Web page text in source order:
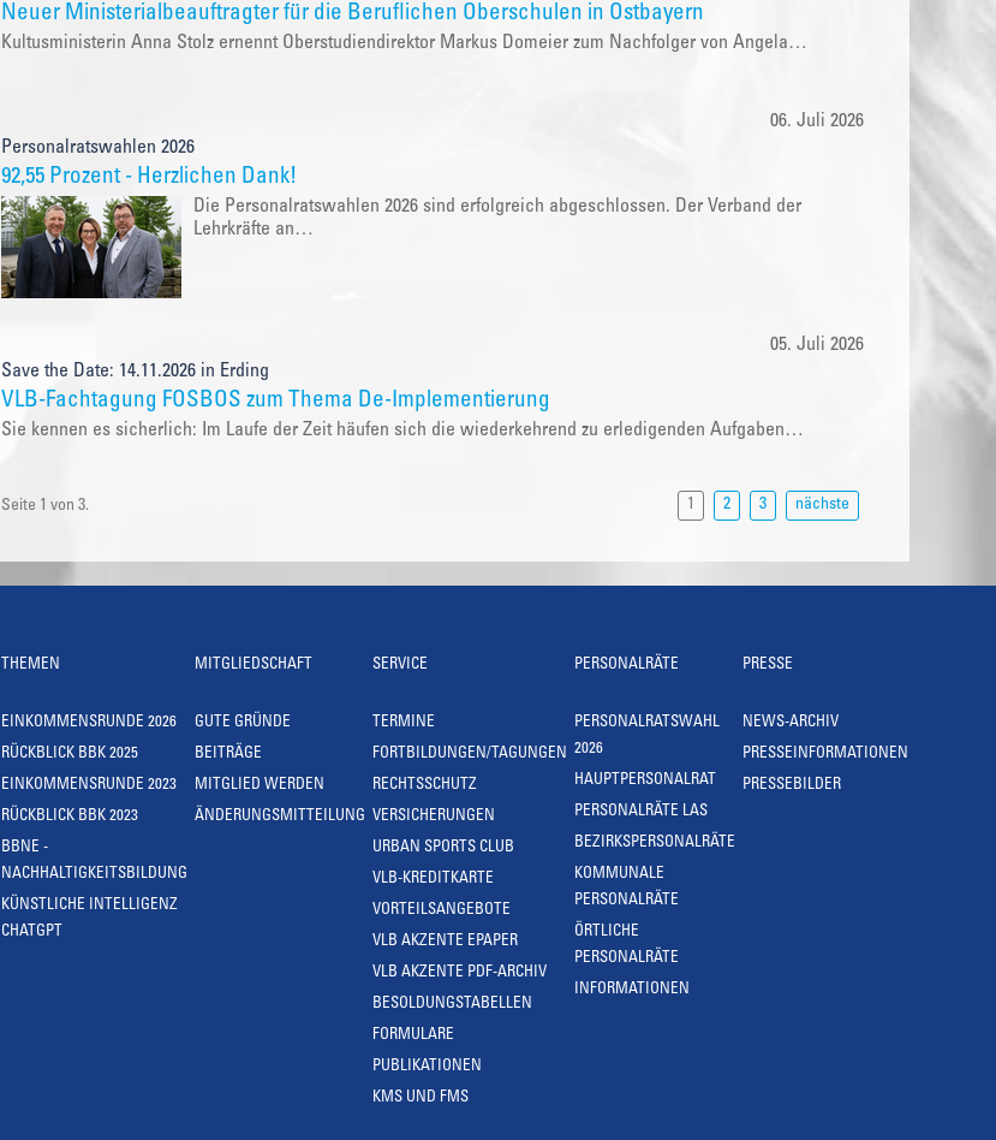
Neuer Ministerialbeauftragter für die Beruflichen Oberschulen in Ostbayern
Kultusministerin Anna Stolz ernennt Oberstudiendirektor Markus Domeier zum Nachfolger von Angela…
06. Juli 2026
Personalratswahlen 2026
92,55 Prozent - Herzlichen Dank!
Die Personalratswahlen 2026 sind erfolgreich abgeschlossen. Der Verband der
Lehrkräfte an…
05. Juli 2026
Save the Date: 14.11.2026 in Erding
VLB-Fachtagung FOSBOS zum Thema De-Implementierung
Sie kennen es sicherlich: Im Laufe der Zeit häufen sich die wiederkehrend zu erledigenden Aufgaben…
Seite 1 von 3. 1 2 3 nächste
THEMEN
EINKOMMENSRUNDE 2026
RÜCKBLICK BBK 2025
EINKOMMENSRUNDE 2023
RÜCKBLICK BBK 2023
BBNE -
NACHHALTIGKEITSBILDUNG
KÜNSTLICHE INTELLIGENZ
CHATGPT
MITGLIEDSCHAFT
GUTE GRÜNDE
BEITRÄGE
MITGLIED WERDEN
ÄNDERUNGSMITTEILUNG
SERVICE
TERMINE
FORTBILDUNGEN/TAGUNGEN
RECHTSSCHUTZ
VERSICHERUNGEN
URBAN SPORTS CLUB
VLB-KREDITKARTE
VORTEILSANGEBOTE
VLB AKZENTE EPAPER
VLB AKZENTE PDF-ARCHIV
BESOLDUNGSTABELLEN
FORMULARE
PUBLIKATIONEN
KMS UND FMS
PERSONALRÄTE
PERSONALRATSWAHL
2026
HAUPTPERSONALRAT
PERSONALRÄTE LAS
BEZIRKSPERSONALRÄTE
KOMMUNALE
PERSONALRÄTE
ÖRTLICHE
PERSONALRÄTE
INFORMATIONEN
PRESSE
NEWS-ARCHIV
PRESSEINFORMATIONEN
PRESSEBILDER